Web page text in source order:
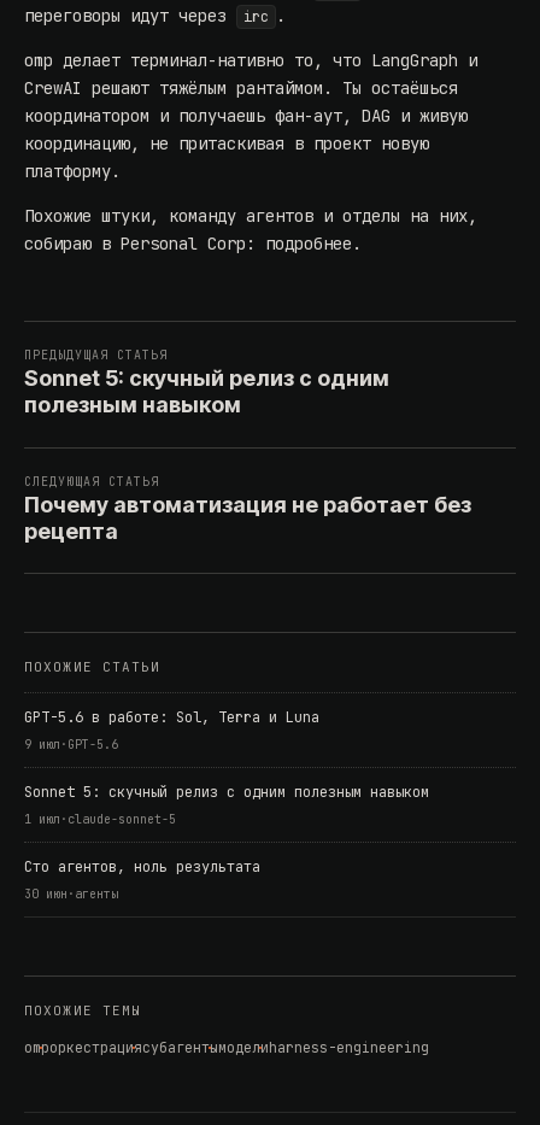
переговоры идут через
irc .
omp делает терминал-нативно то, что LangGraph и
CrewAI решают тяжёлым рантаймом. Ты остаёшься
координатором и получаешь фан-аут, DAG и живую
координацию, не притаскивая в проект новую
платформу.
Похожие штуки, команду агентов и отделы на них,
собираю в Personal Corp: подробнее .
ПРЕДЫДУЩАЯ СТАТЬЯ
Sonnet 5: скучный релиз с одним
полезным навыком
СЛЕДУЮЩАЯ СТАТЬЯ
Почему автоматизация не работает без
рецепта
ПОХОЖИЕ СТАТЬИ
GPT-5.6 в работе: Sol, Terra и Luna
9 июл · GPT-5.6
Sonnet 5: скучный релиз с одним полезным навыком
1 июл · claude-sonnet-5
Сто агентов, ноль результата
30 июн · агенты
ПОХОЖИЕ ТЕМЫ
ompоркестрациясубагентымоделиharness-engineering